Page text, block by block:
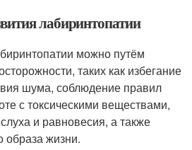
лабиринтопатии
можно путём
таких как избегание
шума, соблюдение правил
с токсическими веществами,
и равновесия, а также
образа жизни.